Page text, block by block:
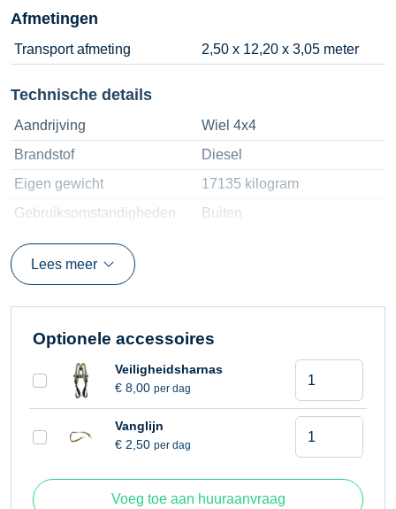
Afmetingen
Transport afmeting 2,50 x 12,20 x 3,05 meter
Technische details
Aandrijving
Wiel 4x4
Brandstof
Diesel
Eigen gewicht
17135 kilogram
Gebruiksomstandigheden
Buiten
Hefvermogen
Horizontaal bereik
Platform hoogte
Werkhoogte
12,50 meter per seconde
Zwenkbereik
Lees meer
Optionele accessoires
Veiligheidsharnas
€8,00 per dag
meter
aantal
Vanglijn
€2,50 per dag
28,20
Voeg toe aan huuraanvraag